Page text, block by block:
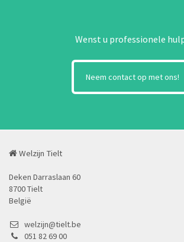
Wenst u professionele
Neem contact op met ons!
Welzijn Tielt
Deken Darraslaan 60
8700 Tielt
België
welzijn@tielt.be
051 82 69 00